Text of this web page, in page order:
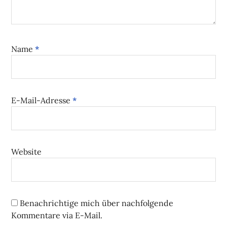
Name*
E-Mail-Adresse*
Website
Benachrichtige mich über nachfolgende
Kommentare via E-Mail.